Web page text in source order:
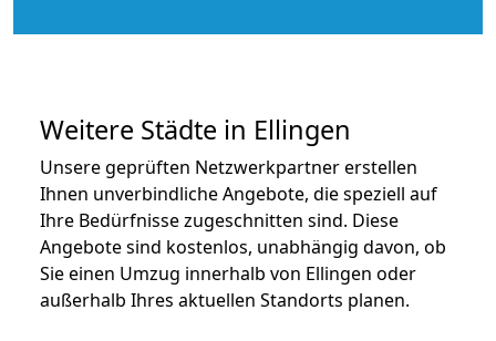
Weitere Städte in Ellingen
Unsere geprüften Netzwerkpartner erstellen
Ihnen unverbindliche Angebote, die speziell auf
Ihre Bedürfnisse zugeschnitten sind. Diese
Angebote sind kostenlos, unabhängig davon, ob
Sie einen Umzug innerhalb von Ellingen oder
außerhalb Ihres aktuellen Standorts planen.